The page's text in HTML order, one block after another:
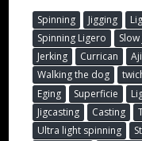
Spinning Jigging
Spinning Ligero
Jerking
Currican
Walking the dog
Eging
Superficie
Jigcasting
Casting
Ultra light spinning